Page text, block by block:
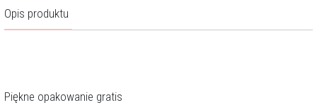
Opis produktu
Piękne opakowanie gratis